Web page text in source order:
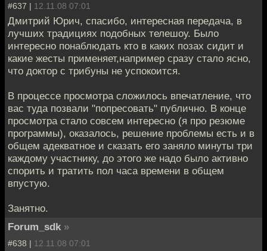
#637 | 12.11.08 07:01
Дмитрий Юрич, спасибо, интересная передача, в
лучших традициях подобных телешоу. Было
интересно понаблюдать кто в каких позах сидит и
какие жесты применяет,например сразу стало ясно,
что доктор с трибуны не успокоится.
В процессе просмотра сложилось впечатление, что
вас туда позвали "попресовать" публично. В конце
просмотра стало совсем интересно (я про резюме
программы), оказалось, решение проблемы есть и в
общем адекватное и сказать его заняло минуты три
каждому участнику, до этого же надо было активно
спорить и тратить пол часа времени в общем
впустую.
Занятно.
Forum_sdk »
#638 | 12.11.08 07:01